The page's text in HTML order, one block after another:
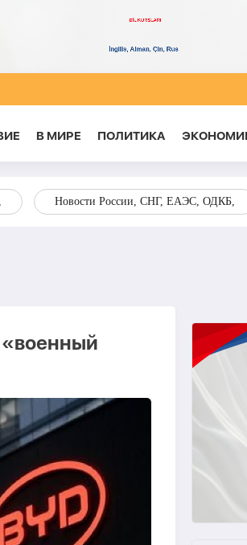
В МИРЕ ПОЛИТИКА
Новости России, СНГ, ЕАЭС, ОДКБ,
«военный